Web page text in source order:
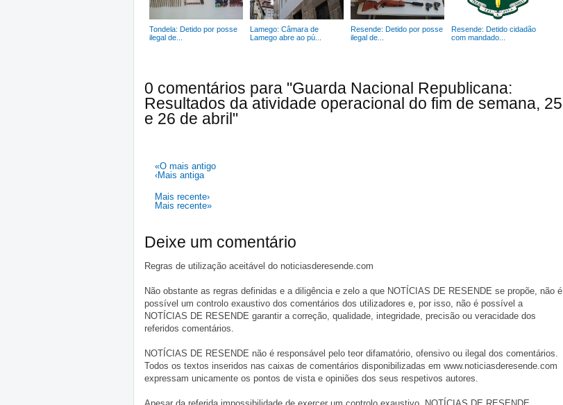
Tondela: Detido por posse
ilegal de...
Lamego: Câmara de
Lamego abre ao pú...
Resende: Detido por posse
ilegal de...
Resende: Detido cidadão
com mandado...
0 comentários para "Guarda Nacional Republicana:
Resultados da atividade operacional do fim de semana, 25
e 26 de abril"
«O mais antigo
‹Mais antiga
Mais recente›
Mais recente»
Deixe um comentário
Regras de utilização aceitável do noticiasderesende.com
Não obstante as regras definidas e a diligência e zelo a que NOTÍCIAS DE RESENDE se propõe, não é
possível um controlo exaustivo dos comentários dos utilizadores e, por isso, não é possível a
NOTÍCIAS DE RESENDE garantir a correção, qualidade, integridade, precisão ou veracidade dos
referidos comentários.
NOTÍCIAS DE RESENDE não é responsável pelo teor difamatório, ofensivo ou ilegal dos comentários.
Todos os textos inseridos nas caixas de comentários disponibilizadas em www.noticiasderesende.com
expressam unicamente os pontos de vista e opiniões dos seus respetivos autores.